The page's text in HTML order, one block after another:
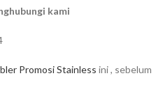
kami
Promosi Stainless ini , sebelum